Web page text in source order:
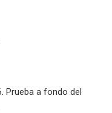
Prueba a fondo del